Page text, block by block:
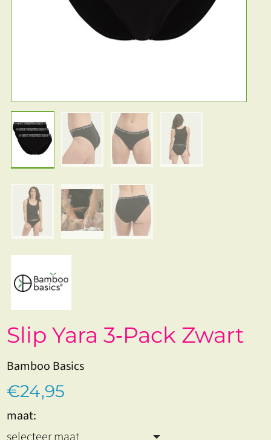
Slip Yara 3‑Pack Zwart
Bamboo Basics
€24,95
maat: